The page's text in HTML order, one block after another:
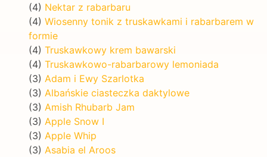
(4) Nektar z rabarbaru
(4) Wiosenny tonik z truskawkami i rabarbarem w
formie
(4) Truskawkowy krem bawarski
(4) Truskawkowo-rabarbarowy lemoniada
(3) Adam i Ewy Szarlotka
(3) Albańskie ciasteczka daktylowe
(3) Amish Rhubarb Jam
(3) Apple Snow I
(3) Apple Whip
(3) Asabia el Aroos